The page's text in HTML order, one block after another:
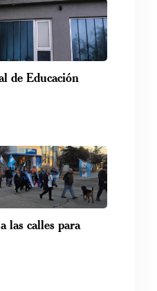
de Educación
las calles para